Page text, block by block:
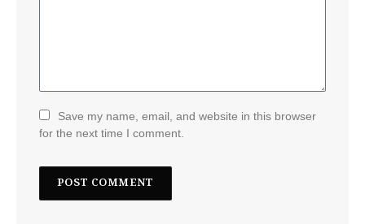
Save my name, email, and website in this browser
for the next time I comment.